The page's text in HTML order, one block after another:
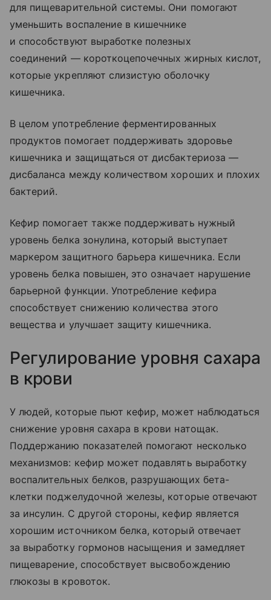
для пищеварительной системы. Они помогают
уменьшить воспаление в кишечнике
и способствуют выработке полезных
соединений — короткоцепочечных жирных кислот,
которые укрепляют слизистую оболочку
кишечника.
В целом употребление ферментированных
продуктов помогает поддерживать здоровье
кишечника и защищаться от дисбактериоза —
дисбаланса между количеством хороших и плохих
бактерий.
Кефир помогает также поддерживать нужный
уровень белка зонулина, который выступает
маркером защитного барьера кишечника. Если
уровень белка повышен, это означает нарушение
барьерной функции. Употребление кефира
способствует снижению количества этого
вещества и улучшает защиту кишечника.
Регулирование уровня сахара
в крови
У людей, которые пьют кефир, может наблюдаться
снижение уровня сахара в крови натощак.
Поддержанию показателей помогают несколько
механизмов: кефир может подавлять выработку
воспалительных белков, разрушающих бета-
клетки поджелудочной железы, которые отвечают
за инсулин. С другой стороны, кефир является
хорошим источником белка, который отвечает
за выработку гормонов насыщения и замедляет
пищеварение, способствует высвобождению
глюкозы в кровоток.